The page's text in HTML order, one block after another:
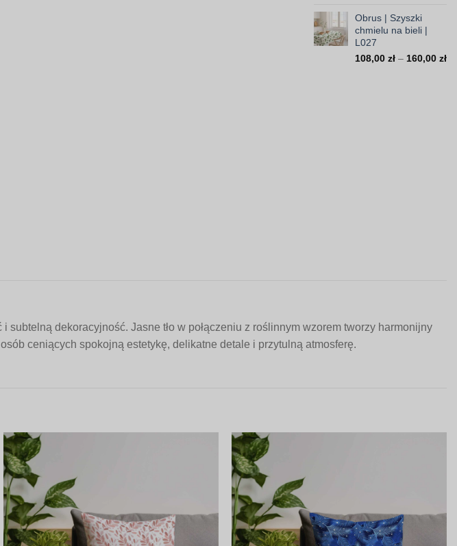
Obrus | Szyszki
chmielu na bieli |
L027
108,00 zł – 160,00 zł
dekoracyjność. Jasne tło w połączeniu z roślinnym wzorem tworzy harmonijny
ceniących spokojną estetykę, delikatne detale i przytulną atmosferę.